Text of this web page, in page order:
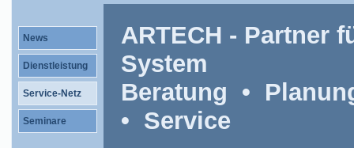
News
Dienstleistung
Service-Netz
Seminare
ARTECH - Partner
System
Beratung •
• Service